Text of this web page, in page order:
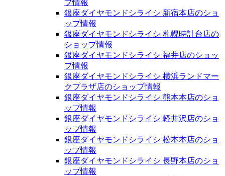
プ情報
銀座ダイヤモンドシライシ 新宿本店のショ
ップ情報
銀座ダイヤモンドシライシ 札幌時計台店の
ショップ情報
銀座ダイヤモンドシライシ 福井店のショッ
プ情報
銀座ダイヤモンドシライシ 横浜ランドマー
クプラザ店のショップ情報
銀座ダイヤモンドシライシ 熊本本店のショ
ップ情報
銀座ダイヤモンドシライシ 軽井沢店のショ
ップ情報
銀座ダイヤモンドシライシ 松本本店のショ
ップ情報
銀座ダイヤモンドシライシ 長野本店のショ
ップ情報